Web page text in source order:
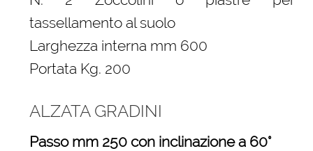
tassellamento al suolo
Larghezza interna mm 600
Portata Kg. 200
ALZATA GRADINI
Passo mm 250 con inclinazione a 60°